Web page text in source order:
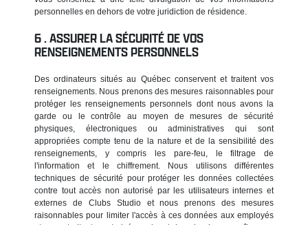
personnelles en dehors de votre juridiction de résidence.
ASSURER LA SÉCURITÉ DE VOS
RENSEIGNEMENTS PERSONNELS
Des ordinateurs situés au Québec conservent et traitent vos
renseignements. Nous prenons des mesures raisonnables pour
protéger les renseignements personnels dont nous avons la
garde ou le contrôle au moyen de mesures de sécurité
physiques, électroniques ou administratives qui sont
appropriées compte tenu de la nature et de la sensibilité des
renseignements, y compris les pare-feu, le filtrage de
l'information et le chiffrement. Nous utilisons différentes
techniques de sécurité pour protéger les données collectées
contre tout accès non autorisé par les utilisateurs internes et
externes de Clubs Studio et nous prenons des mesures
raisonnables pour limiter l'accès à ces données aux employés